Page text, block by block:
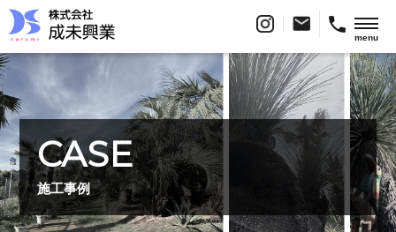
menu
CASE
施工事例